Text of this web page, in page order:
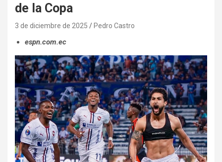
de la Copa
3 de diciembre de 2025 Pedro Castro
espn.com.ec